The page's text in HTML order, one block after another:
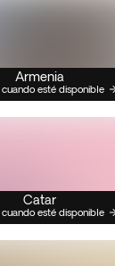
Armenia
esté disponible
Catar
esté disponible